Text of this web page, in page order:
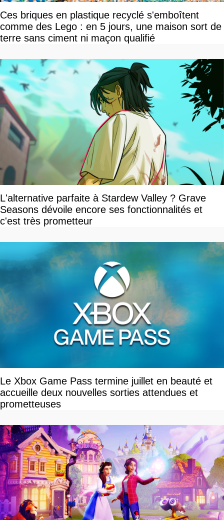
Ces briques en plastique recyclé s'emboîtent
comme des Lego : en 5 jours, une maison sort de
terre sans ciment ni maçon qualifié
L'alternative parfaite à Stardew Valley ? Grave
Seasons dévoile encore ses fonctionnalités et
c'est très prometteur
Le Xbox Game Pass termine juillet en beauté et
accueille deux nouvelles sorties attendues et
prometteuses